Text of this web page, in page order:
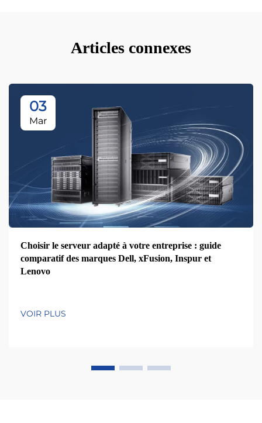
Articles connexes
03
Mar
Choisir le serveur adapté à votre entreprise : guide
comparatif des marques Dell, xFusion, Inspur et
Lenovo
VOIR PLUS